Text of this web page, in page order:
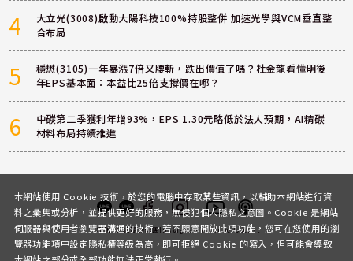
4
大立光(3008)啟動大陽科技100%持股整併 加速光學與VCM垂直整
合布局
5
穩懋(3105)一年暴漲7倍又腰斬，跌出價值了嗎？杜金龍看懂明後
年EPS基本面：本益比25倍支撐價在哪？
6
中碳第二季獲利年增93%，EPS 1.30元略低於法人預期，AI精碳
材料布局持續推進
客服 討論區粉絲團InstagramYoutubePodcast
本網站使用 Cookie 技術，於您的電腦中存取某些資訊，以輔助本網站進行資
料之彙集或分析，並提供更好的服務，無侵犯個人隱私之意圖。Cookie 是網站
伺服器與使用者瀏覽器溝通的技術，若不願意開放此項功能，您可在您使用的瀏
覽器功能項中設定隱私權等級為高，即可拒絕 Cookie 的寫入，但可能會導致